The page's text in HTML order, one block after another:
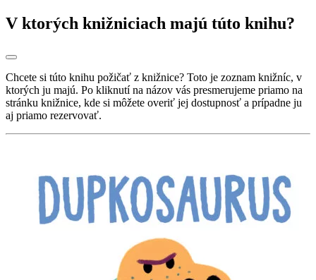
V ktorých knižniciach majú túto knihu?
Chcete si túto knihu požičať z knižnice? Toto je zoznam knižníc, v
ktorých ju majú. Po kliknutí na názov vás presmerujeme priamo na
stránku knižnice, kde si môžete overiť jej dostupnosť a prípadne ju
aj priamo rezervovať.